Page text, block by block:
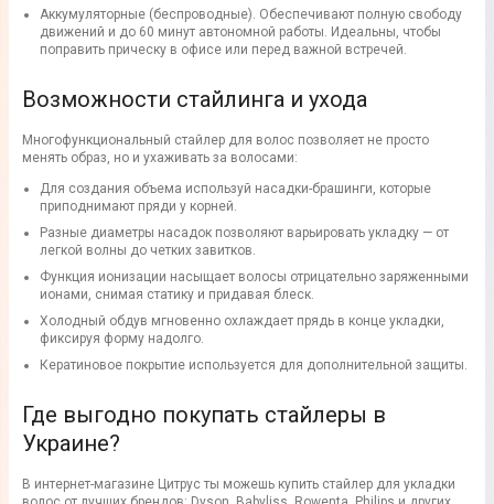
Аккумуляторные (беспроводные). Обеспечивают полную свободу
движений и до 60 минут автономной работы. Идеальны, чтобы
поправить прическу в офисе или перед важной встречей.
Возможности стайлинга и ухода
Многофункциональный стайлер для волос позволяет не просто
менять образ, но и ухаживать за волосами:
Для создания объема используй насадки-брашинги, которые
приподнимают пряди у корней.
Разные диаметры насадок позволяют варьировать укладку — от
легкой волны до четких завитков.
Функция ионизации насыщает волосы отрицательно заряженными
ионами, снимая статику и придавая блеск.
Холодный обдув мгновенно охлаждает прядь в конце укладки,
фиксируя форму надолго.
Кератиновое покрытие используется для дополнительной защиты.
Где выгодно покупать стайлеры в
Украине?
В интернет-магазине Цитрус ты можешь купить стайлер для укладки